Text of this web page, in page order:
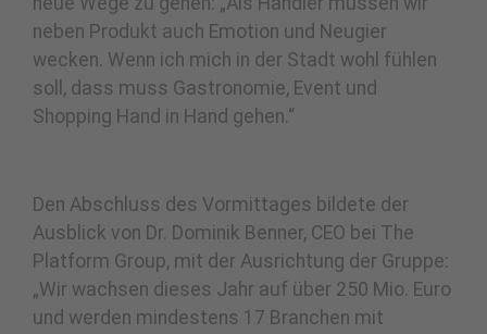
neben Produkt auch Emotion und Neugier
wecken. Wenn ich mich in der Stadt wohl fühlen
soll, dass muss Gastronomie, Event und
Shopping Hand in Hand gehen.“
Den Abschluss des Vormittages bildete der
Ausblick von Dr. Dominik Benner, CEO bei The
Platform Group, mit der Ausrichtung der Gruppe:
„Wir wachsen dieses Jahr auf über 250 Mio. Euro
und werden mindestens 17 Branchen mit